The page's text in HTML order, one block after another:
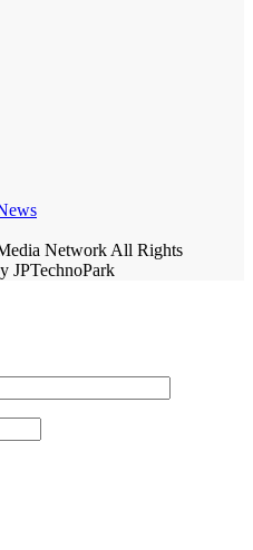
Network All Rights
JPTechnoPark